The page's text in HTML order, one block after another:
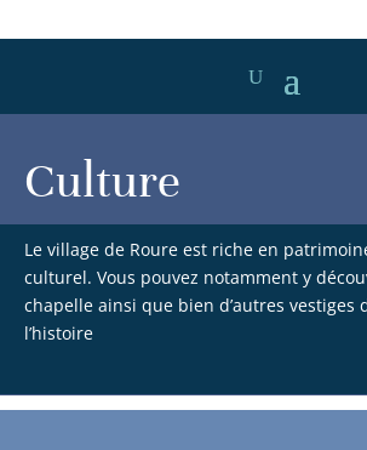
Culture
Le village de Roure est riche en
culturel. Vous pouvez notamment y
chapelle ainsi que bien d’autres vestiges
l’histoire